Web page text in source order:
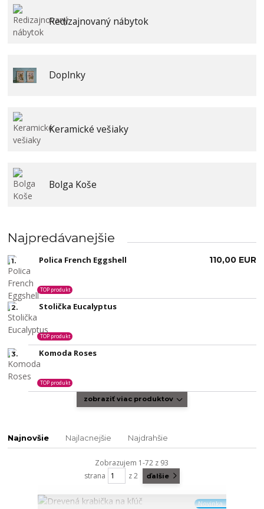
Redizajnovaný nábytok
Doplnky
Keramické vešiaky
Bolga Koše
Najpredávanejšie
1. Polica French Eggshell
TOP produkt
110,00 EUR
2. Stolička Eucalyptus
TOP produkt
3. Komoda Roses
TOP produkt
zobraziť viac produktov
Najnovšie Najlacnejšie Najdrahšie
Zobrazujem 1-72 z 93
strana
z 2 ďalšie
Novinka